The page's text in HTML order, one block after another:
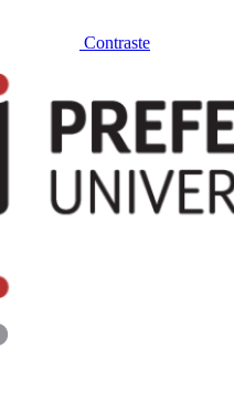
Contraste